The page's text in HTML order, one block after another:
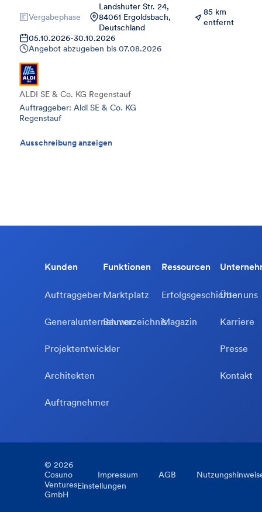
Vergabephase
Landshuter Str. 24,
84061 Ergoldsbach,
Deutschland
85 km
entfernt
05.10.2026-30.10.2026
Angebot abzugeben bis 07.08.2026
ALDI SE & Co. KG Regenstauf
Auftraggeber: Aldi SE & Co. KG
Regenstauf
Ausschreibung anzeigen
Kunden
Auftraggeber
Generalunternehmer
Projektentwickler
Architekten
Auftragnehmer
Funktionen
Marktplatz
Bauverzeichnis
Ressourcen
Erfolgsgeschichten
Magazin
Über uns
Karriere
Presse
Kontakt
© 2026
Cosuno
Ventures
GmbH
Impressum AGB
Einstellungen